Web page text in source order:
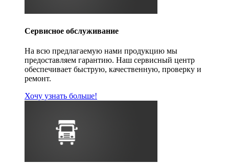
Сервисное обслуживание
На всю предлагаемую нами продукцию мы
предоставляем гарантию. Наш сервисный центр
обеспечивает быструю, качественную, проверку и
ремонт.
Хочу узнать больше!